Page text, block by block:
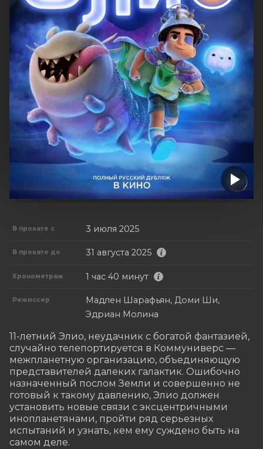
В прокате с 3 июля 2025
В прокате до 31 августа 2025
Хронометраж 1 час 40 минут
Режиссер
Мадлен Шарафьян, Доми Ши,
Эдриан Молина
11-летний Элио, неудачник с богатой фантазией,
случайно телепортируется в Коммуниверс —
межпланетную организацию, объединяющую
представителей далеких галактик. Ошибочно
назначенный послом Земли и совершенно не
готовый к такому давлению, Элио должен
установить новые связи с эксцентричными
инопланетянами, пройти ряд серьезных
испытаний и узнать, кем ему суждено быть на
самом деле.